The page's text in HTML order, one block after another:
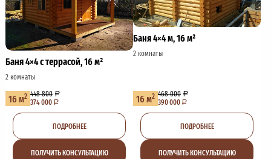
Баня 4×4 с террасой, 16 м²
2 комнаты
16 м2 448 800
374 000
ПОДРОБНЕЕ
ПОЛУЧИТЬ КОНСУЛЬТАЦИЮ
Баня 4×4 м, 16 м²
2 комнаты
16 м2 468 000
390 000
ПОДРОБНЕЕ
ПОЛУЧИТЬ КОНСУЛЬТАЦИЮ